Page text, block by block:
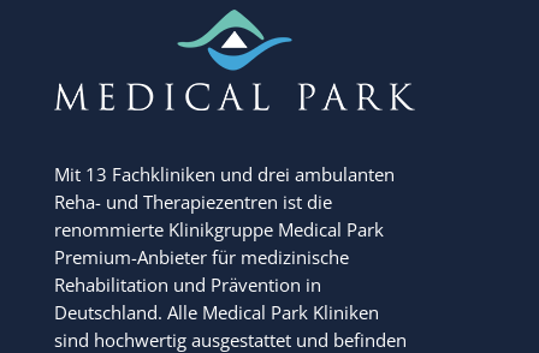
Mit 13 Fachkliniken und drei ambulanten
Reha- und Therapiezentren ist die
renommierte Klinikgruppe Medical Park
Premium-Anbieter für medizinische
Rehabilitation und Prävention in
Deutschland. Alle Medical Park Kliniken
sind hochwertig ausgestattet und befinden